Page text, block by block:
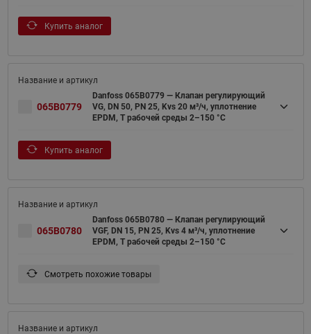
Купить аналог
065B0779
Danfoss 065B0779 — Клапан регулирующий
VG, DN 50, PN 25, Kvs 20 м³/ч, уплотнение
EPDM, T рабочей среды 2–150 °С
Купить аналог
065B0780
Danfoss 065B0780 — Клапан регулирующий
VGF, DN 15, PN 25, Kvs 4 м³/ч, уплотнение
EPDM, T рабочей среды 2–150 °С
Смотреть похожие товары